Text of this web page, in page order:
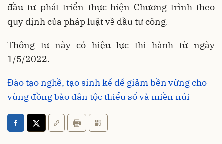
đầu tư phát triển thực hiện Chương trình theo
quy định của pháp luật về đầu tư công.
Thông tư này có hiệu lực thi hành từ ngày
1/5/2022.
Đào tạo nghề, tạo sinh kế để giảm bền vững cho
vùng đồng bào dân tộc thiểu số và miền núi